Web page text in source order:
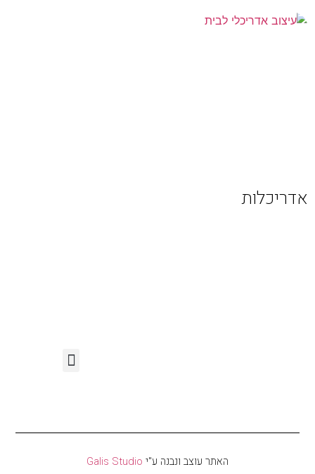
אדריכלות
האתר עוצב ונבנה ע"י Galis Studio